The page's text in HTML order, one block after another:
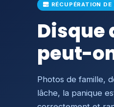
RÉCUPÉRATION DE
Disque
peut-
Photos de famille,
lâche, la panique